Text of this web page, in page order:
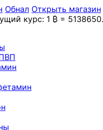
Обнал Открыть магазин
курс: 1 ₿ =